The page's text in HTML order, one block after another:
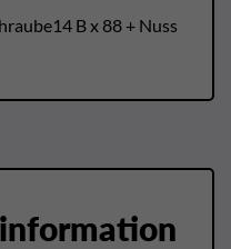
B x 88 + Nuss